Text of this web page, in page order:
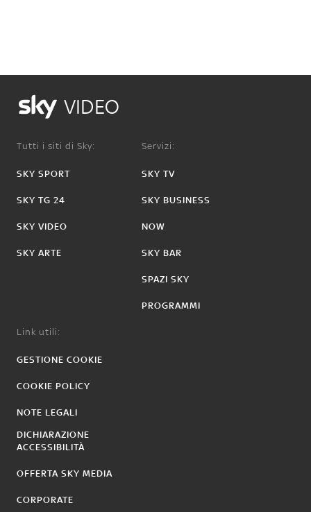
VIDEO
Tutti i siti di Sky:
SKY SPORT
SKY TG 24
SKY VIDEO
SKY ARTE
Servizi:
SKY TV
SKY BUSINESS
NOW
SKY BAR
SPAZI SKY
PROGRAMMI
Link utili:
GESTIONE COOKIE
COOKIE POLICY
NOTE LEGALI
DICHIARAZIONE
ACCESSIBILITÀ
OFFERTA SKY MEDIA
CORPORATE